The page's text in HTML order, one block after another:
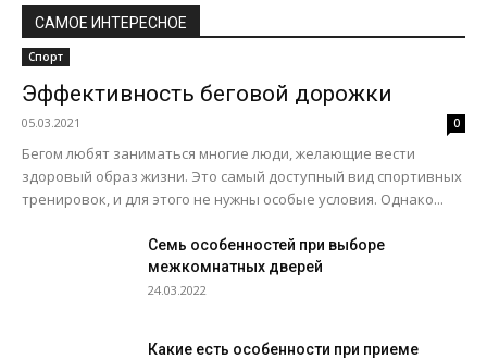
САМОЕ ИНТЕРЕСНОЕ
Спорт
Эффективность беговой дорожки
05.03.2021 0
Бегом любят заниматься многие люди, желающие вести
здоровый образ жизни. Это самый доступный вид спортивных
тренировок, и для этого не нужны особые условия. Однако...
Семь особенностей при выборе
межкомнатных дверей
24.03.2022
Какие есть особенности при приеме